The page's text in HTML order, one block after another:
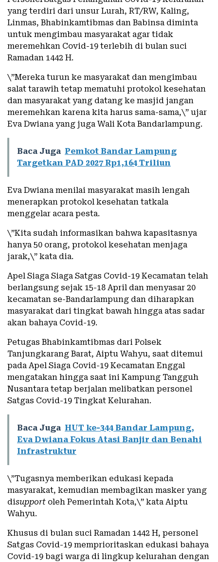
yang terdiri dari unsur Lurah, RT/RW, Kaling,
Linmas, Bhabinkamtibmas dan Babinsa diminta
untuk mengimbau masyarakat agar tidak
meremehkan Covid-19 terlebih di bulan suci
Ramadan 1442 H.
\”Mereka turun ke masyarakat dan mengimbau
salat tarawih tetap mematuhi protokol kesehatan
dan masyarakat yang datang ke masjid jangan
meremehkan karena kita harus sama-sama,\” ujar
Eva Dwiana yang juga Wali Kota Bandarlampung.
Baca Juga Pemkot Bandar Lampung
Targetkan PAD 2027 Rp1,164 Triliun
Eva Dwiana menilai masyarakat masih lengah
menerapkan protokol kesehatan tatkala
menggelar acara pesta.
\”Kita sudah informasikan bahwa kapasitasnya
hanya 50 orang, protokol kesehatan menjaga
jarak,\” kata dia.
Apel Siaga Siaga Satgas Covid-19 Kecamatan telah
berlangsung sejak 15-18 April dan menyasar 20
kecamatan se-Bandarlampung dan diharapkan
masyarakat dari tingkat bawah hingga atas sadar
akan bahaya Covid-19.
Petugas Bhabinkamtibmas dari Polsek
Tanjungkarang Barat, Aiptu Wahyu, saat ditemui
pada Apel Siaga Covid-19 Kecamatan Enggal
mengatakan hingga saat ini Kampung Tangguh
Nusantara tetap berjalan melibatkan personel
Satgas Covid-19 Tingkat Kelurahan.
Baca Juga HUT ke-344 Bandar Lampung,
Eva Dwiana Fokus Atasi Banjir dan Benahi
Infrastruktur
\”Tugasnya memberikan edukasi kepada
masyarakat, kemudian membagikan masker yang
disupport oleh Pemerintah Kota,\” kata Aiptu
Wahyu.
Khusus di bulan suci Ramadan 1442 H, personel
Satgas Covid-19 memprioritaskan edukasi bahaya
Covid-19 bagi warga di lingkup kelurahan dengan